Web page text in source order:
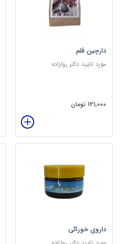
دارچین قلم
مورد تایید دکتر روازاده
121,000 تومان
داروی خوراکی